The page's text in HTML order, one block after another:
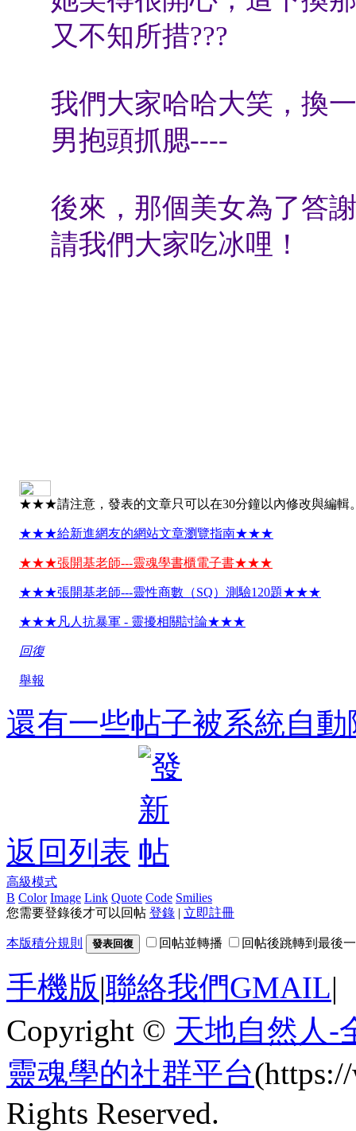
又不知所措???
我們大家哈哈大笑，換
男抱頭抓腮----
後來，那個美女為了答
請我們大家吃冰哩！
★★★請注意，發表的文章只可以在30分鐘以內修改與編
★★★給新進網友的網站文章瀏覽指南★★★
★★★張開基老師---靈魂學書櫃電子書★★★
★★★張開基老師---靈性商數（SQ）測驗120題★★★
★★★凡人抗暴軍 - 靈擾相關討論★★★
回復
舉報
還有一些帖子被系統自
返回列表
高級模式
B Color Image Link Quote Code Smilies
您需要登錄後才可以回帖 登錄 | 立即註冊
本版積分規則 發表回復 回帖並轉播 回帖後跳轉到最後
手機版|聯絡我們GMAIL|
Copyright © 天地自然人-
靈魂學的社群平台
Rights Reserved.